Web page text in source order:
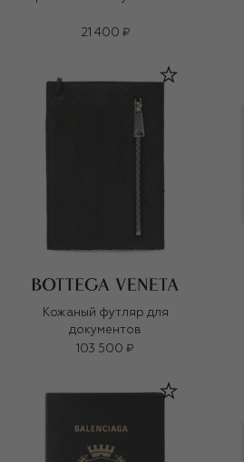
21 400 ₽
Кожаный футляр для
документов
103 500 ₽